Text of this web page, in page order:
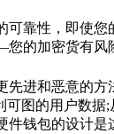
可靠性，即使您
的加密货有风
先进和恶意的方
可图的用户数据;
件钱包的设计是